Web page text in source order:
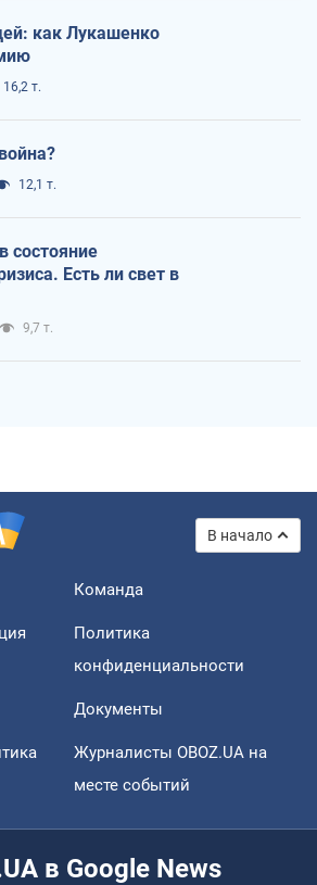
как Лукашенко
16,2 т.
12,1 т.
состояние
Есть ли свет в
9,7 т.
В начало
Команда
Политика
конфиденциальности
Документы
Журналисты OBOZ.UA на
месте событий
в Google News